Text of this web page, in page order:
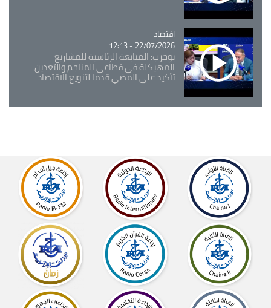
Catégorie
اقتصاد
22/07/2026 - 12:13
بوحرب: المتابعة الرئاسية للمشاريع
المهيكلة في قطاعي المناجم والتعدين
تأكيد على المضي قدما لتنويع الاقتصاد